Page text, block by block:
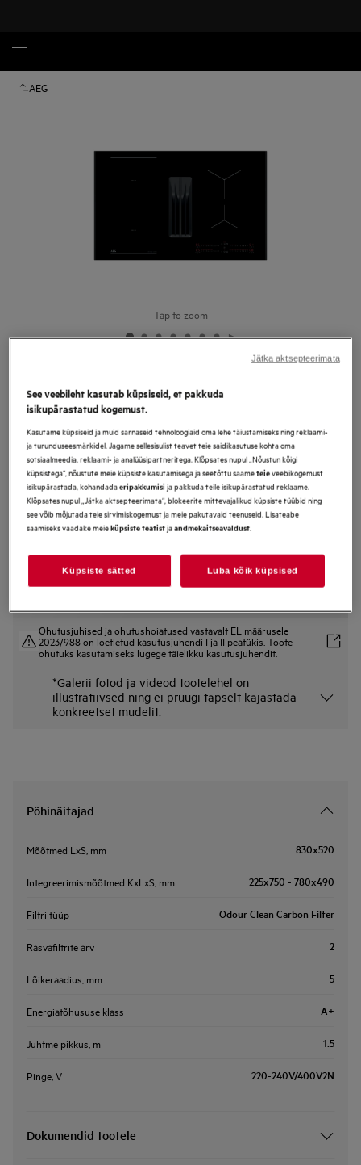
AEG
Tap to zoom
Pliidiplaat õhupuhasti integreeritav
80 cm 6000 Seeria Bridge koos
Hob2Hood'iga
Tootekirjeldus
Eelised
6000 Bridge Extractor pliidiplaat ühendab induktsiooni ja väljatõmbe.
OdourClean Plus söefilter on puhastatav ja mitu korda kasutatav
Ohutusjuhised ja ohutushoiatused vastavalt EL määrusele
2023/988 on loetletud kasutusjuhendi I ja II peatükis. Toote
ohutuks kasutamiseks lugege täielikku kasutusjuhendit.
*Galerii fotod ja videod tootelehel on
illustratiivsed ning ei pruugi täpselt kajastada
konkreetset mudelit.
Põhinäitajad
Mõõtmed LxS, mm 830x520
Integreerimismõõtmed KxLxS, mm 225x750 - 780x490
Filtri tüüp Odour Clean Carbon Filter
Rasvafiltrite arv 2
Lõikeraadius, mm 5
Energiatõhususe klass A+
Juhtme pikkus, m 1.5
Pinge, V 220-240V/400V2N
Dokumendid tootele
See veebileht kasutab küpsiseid, et pakkuda
isikupärastatud kogemust.
Kasutame küpsiseid ja muid sarnaseid tehnoloogiaid oma lehe täiustamiseks ning reklaami-
ja turunduseesmärkidel. Jagame sellesisulist teavet teie saidikasutuse kohta oma
sotsiaalmeedia, reklaami- ja analüüsipartneritega. Klõpsates nupul „Nõustun kõigi
küpsistega“, nõustute meie küpsiste kasutamisega ja seetõttu saameteieveebikogemust
isikupärastada, kohandadaeripakkumisija pakkuda teile isikupärastatud reklaame.
Klõpsates nupul „Jätka aktsepteerimata“, blokeerite mittevajalikud küpsiste tüübid ning
see võib mõjutada teie sirvimiskogemust ja meie pakutavaid teenuseid. Lisateabe
saamiseks vaadake meieküpsiste teatistjaandmekaitseavaldust.
Küpsiste sätted Luba kõik küpsised
Jätka aktsepteerimata